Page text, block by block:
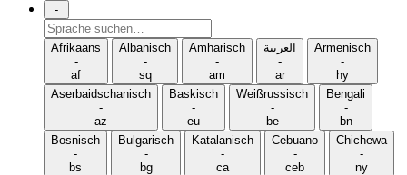
-
Sprache
suchen
Afrikaans
-
af
Albanisch
-
sq
Amharisch
-
am
العربية
-
ar
Armenisch
-
hy
Aserbaidschanisch
-
az
Baskisch
-
eu
Weißrussisch
-
be
Bengali
-
bn
Bosnisch
-
bs
Bulgarisch
-
bg
Katalanisch
-
ca
Cebuano
-
ceb
Chichewa
-
ny